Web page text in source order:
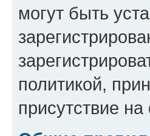
могут быть
политикой,
присутствие